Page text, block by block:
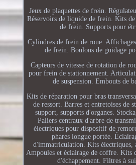
Jeux de plaquettes de frein.
Réservoirs de liquide de frein. Kits
de frein. Supports pour
Cylindres de frein de roue.
de frein. Boulons de guidage
Capteurs de vitesse de rotation de
pour frein de stationnement.
de suspension. Embouts de
Kits de réparation pour bras
de ressort. Barres et entretoises de
support, supports d'organes.
Paliers centraux d'arbre de
électriques pour dispositif de
phares longue portée.
d'immatriculation. Kits électriques,
Ampoules et éclairage de coffre. Kits
d'échappement. Filtres à